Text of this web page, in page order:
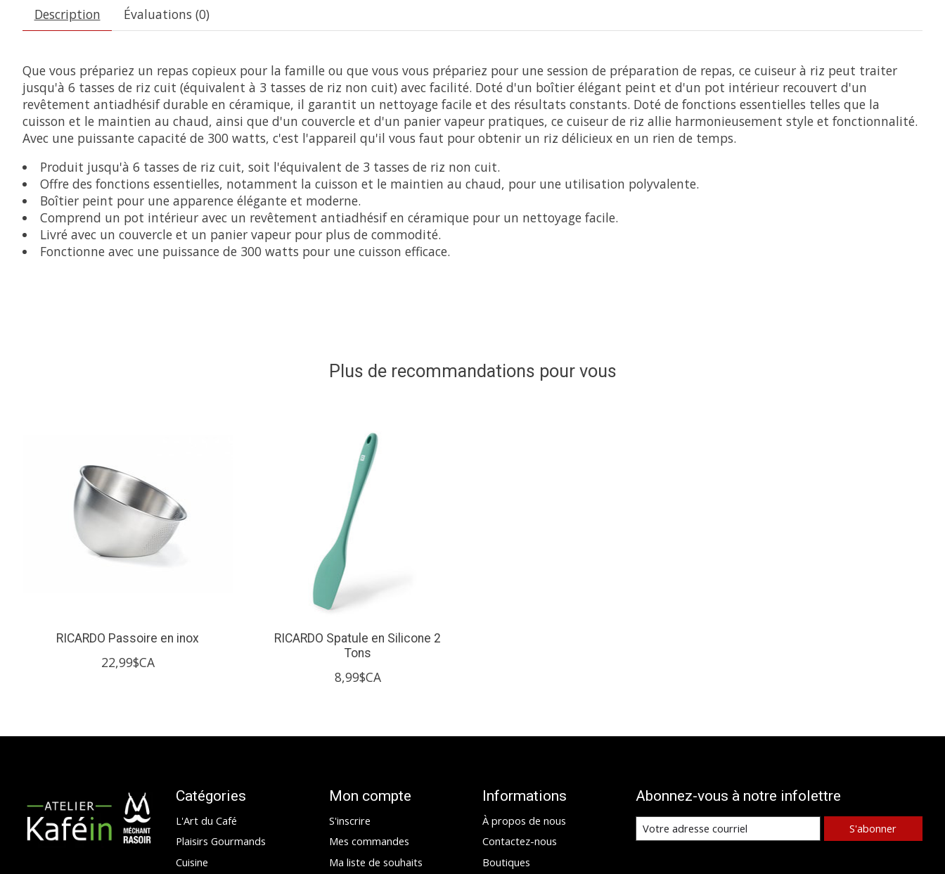
Description Évaluations (0)
Que vous prépariez un repas copieux pour la famille ou que vous vous prépariez pour une session de préparation de repas, ce cuiseur à riz peut traiter
jusqu'à 6 tasses de riz cuit (équivalent à 3 tasses de riz non cuit) avec facilité. Doté d'un boîtier élégant peint et d'un pot intérieur recouvert d'un
revêtement antiadhésif durable en céramique, il garantit un nettoyage facile et des résultats constants. Doté de fonctions essentielles telles que la
cuisson et le maintien au chaud, ainsi que d'un couvercle et d'un panier vapeur pratiques, ce cuiseur de riz allie harmonieusement style et fonctionnalité.
Avec une puissante capacité de 300 watts, c'est l'appareil qu'il vous faut pour obtenir un riz délicieux en un rien de temps.
Produit jusqu'à 6 tasses de riz cuit, soit l'équivalent de 3 tasses de riz non cuit.
Offre des fonctions essentielles, notamment la cuisson et le maintien au chaud, pour une utilisation polyvalente.
Boîtier peint pour une apparence élégante et moderne.
Comprend un pot intérieur avec un revêtement antiadhésif en céramique pour un nettoyage facile.
Livré avec un couvercle et un panier vapeur pour plus de commodité.
Fonctionne avec une puissance de 300 watts pour une cuisson efficace.
Plus de recommandations pour vous
RICARDO Passoire en inox
22,99$CA
RICARDO Spatule en Silicone 2
Tons
8,99$CA
Catégories
L'Art du Café
Plaisirs Gourmands
Cuisine
Mon compte
S'inscrire
Mes commandes
Ma liste de souhaits
Informations
À propos de nous
Contactez-nous
Boutiques
Abonnez-vous à notre infolettre
S'abonner